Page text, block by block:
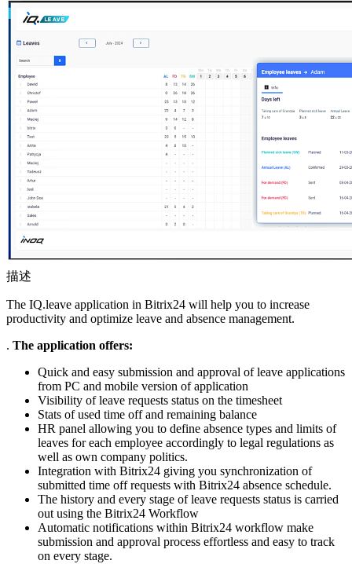
描述
The IQ.leave application in Bitrix24 will help you to increase
productivity and optimize leave and absence management.
. The application offers:
Quick and easy submission and approval of leave applications
from PC and mobile version of application
Visibility of leave requests status on the timesheet
Stats of used time off and remaining balance
HR panel allowing you to define absence types and limits of
leaves for each employee accordingly to legal regulations as
well as own company politics.
Integration with Bitrix24 giving you synchronization of
submitted time off requests with Bitrix24 absence schedule.
The history and every stage of leave requests status is carried
out using the Bitrix24 Workflow
Automatic notifications within Bitrix24 workflow make
submission and approval process effortless and easy to track
on every stage.